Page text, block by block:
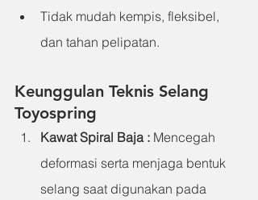
Tidak mudah kempis, fleksibel,
dan tahan pelipatan.
Keunggulan Teknis Selang
Toyospring
Kawat Spiral Baja : Mencegah
deformasi serta menjaga bentuk
selang saat digunakan pada